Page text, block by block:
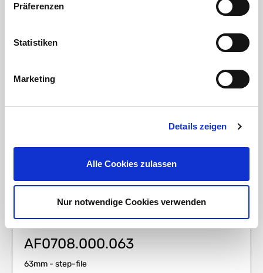
Präferenzen
Statistiken
Marketing
Details zeigen
Alle Cookies zulassen
Nur notwendige Cookies verwenden
Norisstraße 4
E-Mail:info@ht-connect.de
Media
AF0708.000.050
50mm - step-file
AF0708.000.050
AF0708.000.063
63mm - step-file